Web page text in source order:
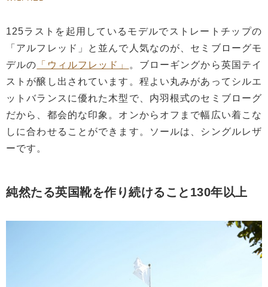
125ラストを起用しているモデルでストレートチップの
「アルフレッド」と並んで人気なのが、セミブローグモ
デルの 「ウィルフレッド」 。ブローギングから英国テイ
ストが醸し出されています。程よい丸みがあってシルエ
ットバランスに優れた木型で、内羽根式のセミブローグ
だから、都会的な印象。オンからオフまで幅広い着こな
しに合わせることができます。ソールは、シングルレザ
ーです。
純然たる英国靴を作り続けること130年以上